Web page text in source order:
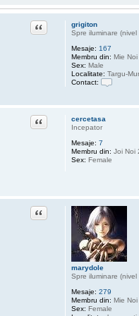
grigiton
Spre iluminare (nivel
Mesaje: 167
Membru din: Mie
Sex: Male
Localitate: Targu-
Contact:
n
e
g
i
g
i
t
o
n
Citat
cercetasa
Incepator
Mesaje: 7
Membru din: Joi Noi
Sex: Female
Citat
marydole
Spre iluminare (nivel
Mesaje: 279
Membru din: Mie
Sex: Female
Citat